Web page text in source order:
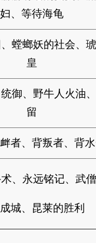
妇、等待海龟
螳螂妖的社会、
皇
御、野牛人火油
留
者、背叛者、背
、永远铭记、武
城、昆莱的胜利